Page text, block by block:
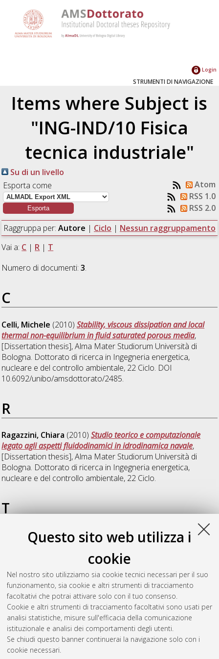
Questo sito web utilizza i
cookie
Nel nostro sito utilizziamo sia cookie tecnici necessari per il suo
funzionamento, sia cookie e altri strumenti di tracciamento
facoltativi che potrai attivare solo con il tuo consenso.
Cookie e altri strumenti di tracciamento facoltativi sono usati per
analisi statistiche, misure sull'efficacia della comunicazione
istituzionale e analisi dei comportamenti degli utenti.
Se chiudi questo banner continuerai la navigazione solo con i
cookie necessari.
Login
STRUMENTI DI NAVIGAZIONE
Items where Subject is
"ING-IND/10 Fisica
tecnica industriale"
Su di un livello
Esporta come
Atom
RSS 1.0
RSS 2.0
Raggruppa per: Autore | Ciclo | Nessun raggruppamento
Vai a: C | R | T
Numero di documenti:3.
C
Celli, Michele (2010)Stability, viscous dissipation and local
thermal non-equilibrium in fluid saturated porous media,
[Dissertation thesis], Alma Mater Studiorum Università di
Bologna. Dottorato di ricerca in Ingegneria energetica,
nucleare e del controllo ambientale, 22 Ciclo. DOI
10.6092/unibo/amsdottorato/2485.
R
Ragazzini, Chiara (2010)Studio teorico e computazionale
legato agli aspetti fluidodinamici in idrodinamica navale,
[Dissertation thesis], Alma Mater Studiorum Università di
Bologna. Dottorato di ricerca in Ingegneria energetica,
nucleare e del controllo ambientale, 22 Ciclo.
T
Terlizzese, Tiziano(2010)Second law analysis and
simulation techniques for the energy optimization of buildings
[Dissertation thesis], Alma Mater Studiorum Università di
Bologna. Dottorato di ricerca inIngegneria energetica,
nucleare e del controllo ambientale , 22 Ciclo. DOI
10.6092/unibo/amsdottorato/2743.
Questa lista e' stata generata ilSun Aug 9 20:34:23 2026
Atom